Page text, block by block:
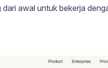
awal untuk bekerja